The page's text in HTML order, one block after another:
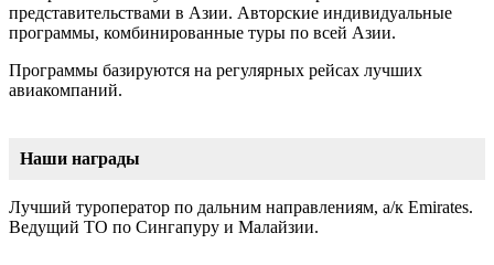
представительствами в Азии. Авторские индивидуальные
программы, комбинированные туры по всей Азии.
Программы базируются на регулярных рейсах лучших
авиакомпаний.
Наши награды
Лучший туроператор по дальним направлениям, а/к Emirates.
Ведущий ТО по Сингапуру и Малайзии.